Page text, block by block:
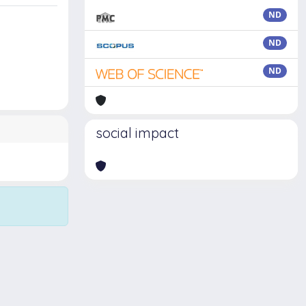
ND
ND
ND
social impact